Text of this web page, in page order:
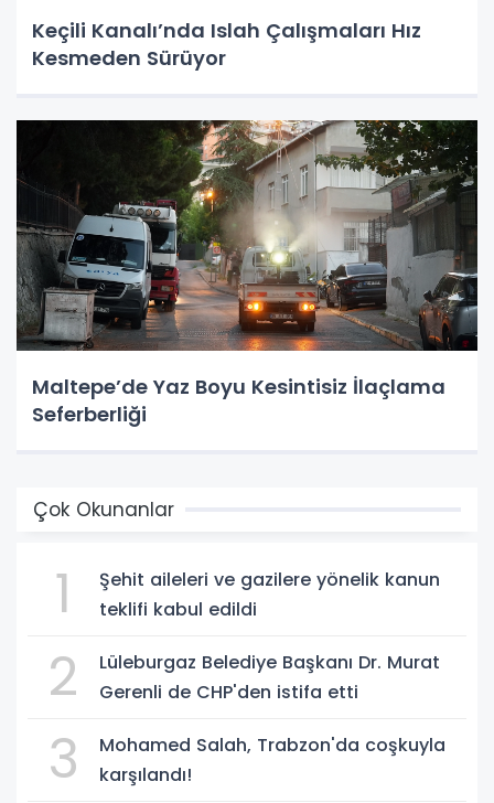
Keçili Kanalı’nda Islah Çalışmaları Hız
Kesmeden Sürüyor
Maltepe’de Yaz Boyu Kesintisiz İlaçlama
Seferberliği
Çok Okunanlar
1
Şehit aileleri ve gazilere yönelik kanun
teklifi kabul edildi
2
Lüleburgaz Belediye Başkanı Dr. Murat
Gerenli de CHP'den istifa etti
3
Mohamed Salah, Trabzon'da coşkuyla
karşılandı!